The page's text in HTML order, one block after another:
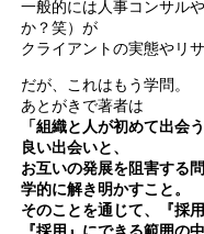
一般的には人事コンサル
か？笑）が
クライアントの実態やリ
だが、これはもう学問。
あとがきで著者は
「組織と人が初めて出会
良い出会いと、
お互いの発展を阻害する
学的に解き明かすこと。
そのことを通じて、『採